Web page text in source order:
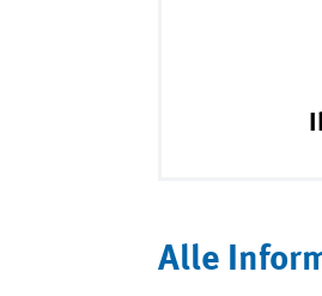
Alle